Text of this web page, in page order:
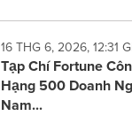
16 THG 6, 2026, 12:31
Tạp Chí Fortune
Hạng 500 Doanh
Nam...